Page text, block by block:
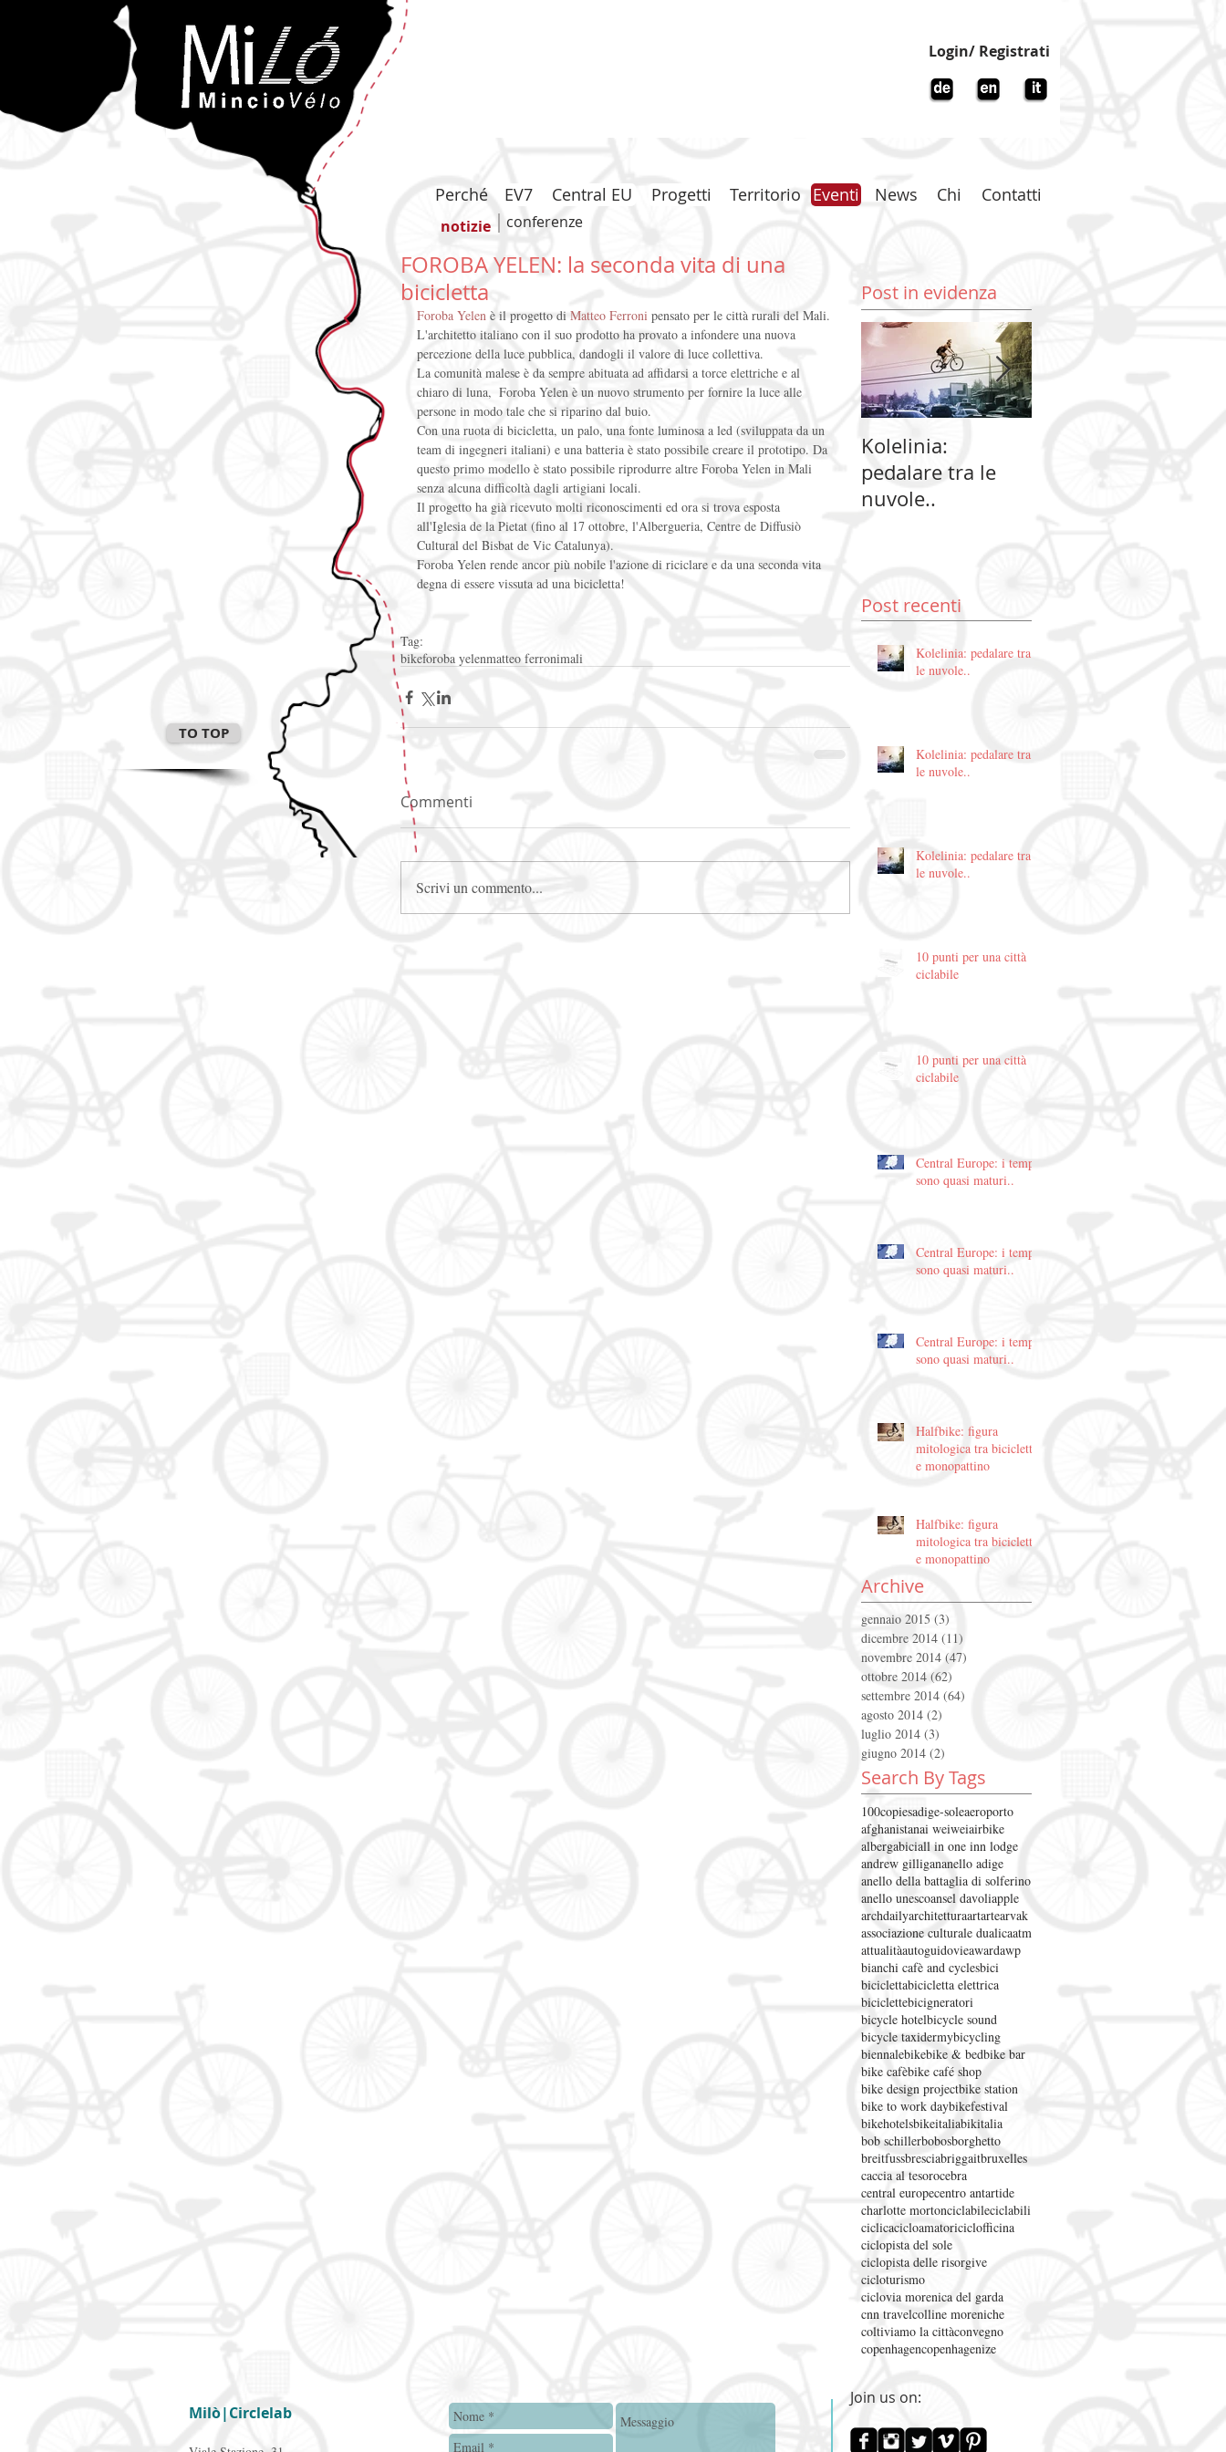
TO TOP
Login/ Registrati
Perché EV7 Central EU Progetti Territorio Eventi News Chi Contatti
FOROBA YELEN: la seconda vita di una
bicicletta
Foroba Yelen è il progetto di Matteo Ferroni pensato per le città rurali del Mali.
L'architetto italiano con il suo prodotto ha provato a infondere una nuova
percezione della luce pubblica, dandogli il valore di luce collettiva.
La comunità malese è da sempre abituata ad affidarsi a torce elettriche e al
chiaro di luna,  Foroba Yelen è un nuovo strumento per fornire la luce alle
persone in modo tale che si riparino dal buio.
Con una ruota di bicicletta, un palo, una fonte luminosa a led (sviluppata da un
team di ingegneri italiani) e una batteria è stato possibile creare il prototipo. Da
questo primo modello è stato possibile riprodurre altre Foroba Yelen in Mali
senza alcuna difficoltà dagli artigiani locali.
Il progetto ha già ricevuto molti riconoscimenti ed ora si trova esposta
all'Iglesia de la Pietat (fino al 17 ottobre, l'Albergueria, Centre de Diffusiò
Cultural del Bisbat de Vic Catalunya).
Foroba Yelen rende ancor più nobile l'azione di riciclare e da una seconda vita
degna di essere vissuta ad una bicicletta!
Tag:
bikeforoba yelenmatteo ferronimali
Commenti
Scrivi un commento...
notizie conferenze
Post in evidenza
Kolelinia:
pedalare tra le
nuvole..
Post recenti
Archive
Kolelinia: pedalare tra
le nuvole..
Kolelinia: pedalare tra
le nuvole..
Kolelinia: pedalare tra
le nuvole..
10 punti per una città
ciclabile
10 punti per una città
ciclabile
Central Europe: i tempi
sono quasi maturi..
Central Europe: i tempi
sono quasi maturi..
Central Europe: i tempi
sono quasi maturi..
Halfbike: figura
mitologica tra bicicletta
e monopattino
Halfbike: figura
mitologica tra bicicletta
e monopattino
gennaio 2015 (3)
dicembre 2014 (11)
novembre 2014 (47)
ottobre 2014 (62)
settembre 2014 (64)
agosto 2014 (2)
luglio 2014 (3)
giugno 2014 (2)
Search By Tags
100copiesadige-soleaeroporto
afghanistanai weiweiairbike
albergabiciall in one inn lodge
andrew gilligananello adige
anello della battaglia di solferino
anello unescoansel davoliapple
archdailyarchitetturaartartearvak
associazione culturale dualicaatm
attualitàautoguidovieawardawp
bianchi cafè and cyclesbici
biciclettabicicletta elettrica
biciclettebicigneratori
bicycle hotelbicycle sound
bicycle taxidermybicycling
biennalebikebike & bedbike bar
bike cafèbike café shop
bike design projectbike station
bike to work daybikefestival
bikehotelsbikeitaliabikitalia
bob schillerbobosborghetto
breitfussbresciabriggaitbruxelles
caccia al tesorocebra
central europecentro antartide
charlotte mortonciclabileciclabili
ciclicacicloamatoriciclofficina
ciclopista del sole
ciclopista delle risorgive
cicloturismo
ciclovia morenica del garda
cnn travelcolline moreniche
coltiviamo la cittàconvegno
copenhagencopenhagenize
Milò|Circlelab
Join us on: